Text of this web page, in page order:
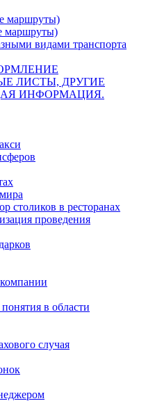
маршруты)
маршруты)
видами транспорта
ЛИСТЫ, ДРУГИЕ
ИНФОРМАЦИЯ.
столиков в ресторанах
проведения
в области
случая